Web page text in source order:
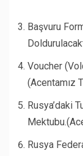
Başvuru
Voucher
(Acentamız
Rusya’daki
Rusya